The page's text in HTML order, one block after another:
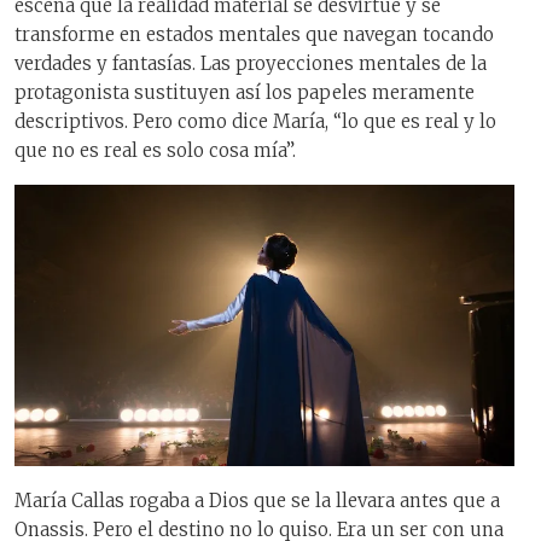
escena que la realidad material se desvirtúe y se
transforme en estados mentales que navegan tocando
verdades y fantasías. Las proyecciones mentales de la
protagonista sustituyen así los papeles meramente
descriptivos. Pero como dice María, “lo que es real y lo
que no es real es solo cosa mía”.
María Callas rogaba a Dios que se la llevara antes que a
Onassis. Pero el destino no lo quiso. Era un ser con una